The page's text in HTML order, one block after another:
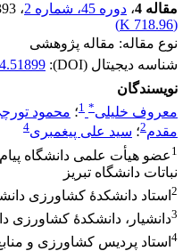
مقاله 4
، دوره 45، شماره 2 ، 1393
(
718.96 K
)
نوع مقاله: مقاله پژوهشی
شناسه دیجیتال (DOI):
نویسندگان
معروف خلیلی*
1؛ محمود
مقدم2؛ سید علی پیغمبری4
1 عضو هیأت علمی دانشگاه
نباتات دانشگاه تبریز
2 استاد دانشکدۀ کشاورزی
3دانشیار، دانشکدۀ کشاورزی
4 استاد پردیس کشاورزی و